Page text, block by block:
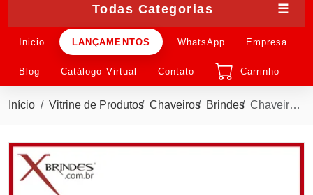
Todas Categorias ☰
Inicio LANÇAMENTOS WhatsApp Empresa
Blog Catálogo Virtual Contato Carrinho
Início Vitrine de Produtos Chaveiros Brindes Chaveiro em Madeira com um detalhe em couro sintético X08235